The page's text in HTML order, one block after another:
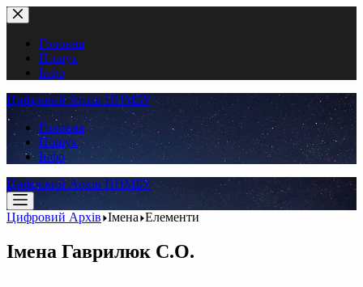
Перейти
до
вмістуГоловна
Пошук
Інфо
Цифровий Архів ННМБУ
Головна
Пошук
Інфо
Цифровий Архів ННМБУ
Цифровий Архів Імена Елементи
Імена Гаврилюк С.О.